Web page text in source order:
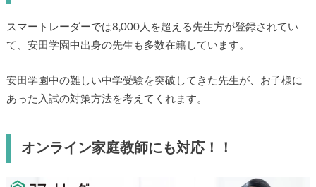
スマートレーダーでは8,000人を超える先生方が登録されてい
て、安田学園中出身の先生も多数在籍しています。
安田学園中の難しい中学受験を突破してきた先生が、お子様に
あった入試の対策方法を考えてくれます。
オンライン家庭教師にも対応！！